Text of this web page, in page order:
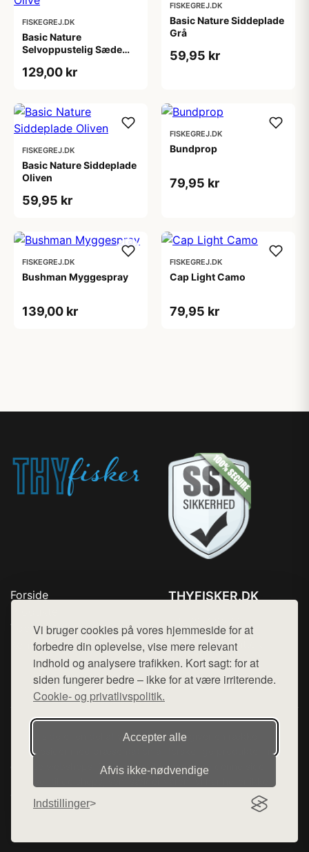
Vi bruger cookies på vores hjemmeside for at
forbedre din oplevelse, vise mere relevant
indhold og analysere trafikken. Kort sagt: for at
siden fungerer bedre – ikke for at være irriterende.
Cookie- og privatlivspolitik.
Accepter alle
Afvis ikke‑nødvendige
Indstillinger
FISKEGREJ.DK
Basic Nature
Selvoppustelig Sæde
129,00 kr
FISKEGREJ.DK
Basic Nature Siddeplade
Grå
59,95 kr
FISKEGREJ.DK
Basic Nature Siddeplade
Oliven
59,95 kr
FISKEGREJ.DK
Bundprop
79,95 kr
FISKEGREJ.DK
Bushman Myggespray
139,00 kr
FISKEGREJ.DK
Cap Light Camo
79,95 kr
Forside
Top Rabatter
Kontakt
THYFISKER.DK
Mail: hej@want.dk
Cookie- og privatlivspolitik
Denne side er en del af want.dk, der udgiver en række
hjemmesider med præsentation af forskellige produkter fra
diverse webshops. Der sælges ikke varer fra denne side - vi
henviser til de shops, som sælger varen. Vi har heller ikke
varerne på lager.